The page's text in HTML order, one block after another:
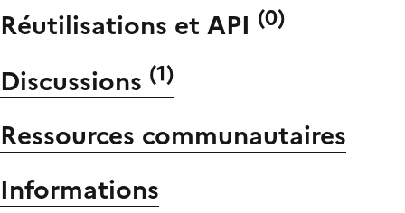
Réutilisations et API (0)
Discussions (1)
Ressources communautaires
Informations